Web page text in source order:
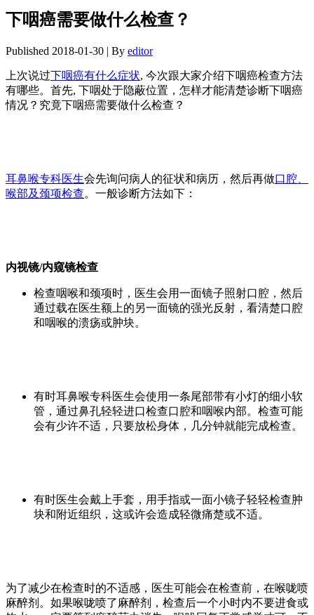
下咽癌需要做什么检查？
Published 2018-01-30 | By editor
上次说过下咽癌有什么症状, 今次跟大家介绍下咽癌检查方法
有哪些。首先, 下咽处于隐蔽位置，怎样才能清楚诊断下咽癌
情况？究竟下咽癌需要做什么检查？
耳鼻喉专科医生会先询问病人的征状和病历，然后再做口腔、
喉部及颈项检查。一般诊断方法如下：
内视镜/内窥镜检查
检查咽喉和颈项时，医生会用一面镜子照射口腔，然后
通过载在医生额上的另一面镜的强光反射，看清楚口腔
和咽喉的溃疡或肿块。
有时耳鼻喉专科医生会使用一条尾部带有小灯的细小软
管，通过鼻孔轻轻进口检查口腔和咽喉内部。检查可能
会有少许不适，只要放松身体，几分钟就能完成检查。
有时医生会戴上手套，用手指或一面小镜子轻轻检查肿
块和附近组织，这或许会造成轻微痛楚或不适。
为了减少在检查时的不适感，医生可能会在检查前，在喉咙喷
麻醉剂。如果喉咙喷了麻醉剂，检查后一个小时内不要进食或